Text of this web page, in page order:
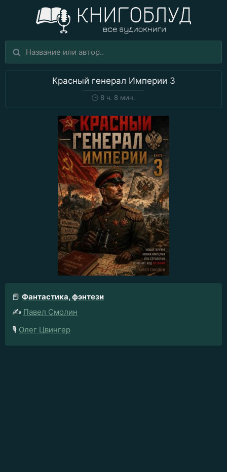
Красный генерал Империи 3
🕒 8 ч. 8 мин.
📕 Фантастика, фэнтези
✍️ Павел Смолин
🎙️ Олег Цвингер